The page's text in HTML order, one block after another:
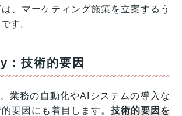
、マーケティング施策を立案するう
す。
技術的要因
業務の自動化やAIシステムの導入な
要因にも着目します。技術的要因を